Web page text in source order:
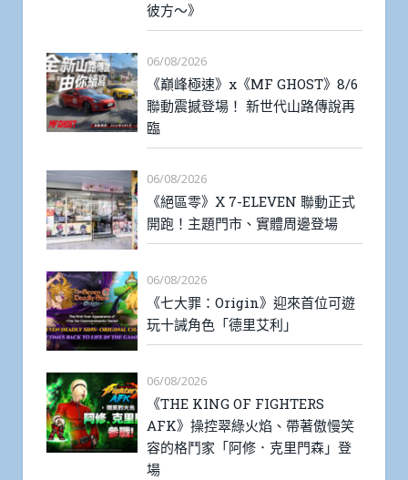
彼方～》
06/08/2026
《巔峰極速》x《MF GHOST》8/6
聯動震撼登場！ 新世代山路傳說再
臨
06/08/2026
《絕區零》X 7-ELEVEN 聯動正式
開跑！主題門市、實體周邊登場
06/08/2026
《七大罪：Origin》迎來首位可遊
玩十誡角色「德里艾利」
06/08/2026
《THE KING OF FIGHTERS
AFK》操控翠綠火焰、帶著傲慢笑
容的格鬥家「阿修．克里門森」登
場